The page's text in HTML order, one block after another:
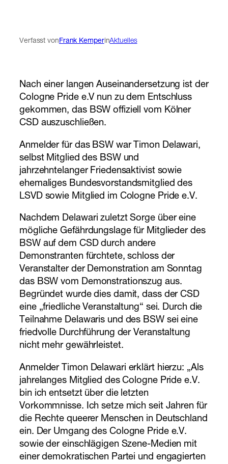
Verfasst vonFrank KemperinAktuelles
Nach einer langen Auseinandersetzung ist der
Cologne Pride e.V nun zu dem Entschluss
gekommen, das BSW offiziell vom Kölner
CSD auszuschließen.
Anmelder für das BSW war Timon Delawari,
selbst Mitglied des BSW und
jahrzehntelanger Friedensaktivist sowie
ehemaliges Bundesvorstandsmitglied des
LSVD sowie Mitglied im Cologne Pride e.V.
Nachdem Delawari zuletzt Sorge über eine
mögliche Gefährdungslage für Mitglieder des
BSW auf dem CSD durch andere
Demonstranten fürchtete, schloss der
Veranstalter der Demonstration am Sonntag
das BSW vom Demonstrationszug aus.
Begründet wurde dies damit, dass der CSD
eine „friedliche Veranstaltung“ sei. Durch die
Teilnahme Delawaris und des BSW sei eine
friedvolle Durchführung der Veranstaltung
nicht mehr gewährleistet.
Anmelder Timon Delawari erklärt hierzu: „Als
jahrelanges Mitglied des Cologne Pride e.V.
bin ich entsetzt über die letzten
Vorkommnisse. Ich setze mich seit Jahren für
die Rechte queerer Menschen in Deutschland
ein. Der Umgang des Cologne Pride e.V.
sowie der einschlägigen Szene-Medien mit
einer demokratischen Partei und engagierten